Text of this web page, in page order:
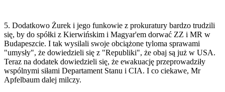
5. Dodatkowo Żurek i jego funkowie z prokuratury bardzo trudzili
się, by do spółki z Kierwińskim i Magyar'em dorwać ZZ i MR w
Budapeszcie. I tak wysilali swoje obciążone tyloma sprawami
"umysły", że dowiedzieli się z "Republiki", że obaj są już w USA.
Teraz na dodatek dowiedzieli się, że ewakuację przeprowadziły
wspólnymi siłami Departament Stanu i CIA. I co ciekawe, Mr
Apfelbaum dalej milczy.